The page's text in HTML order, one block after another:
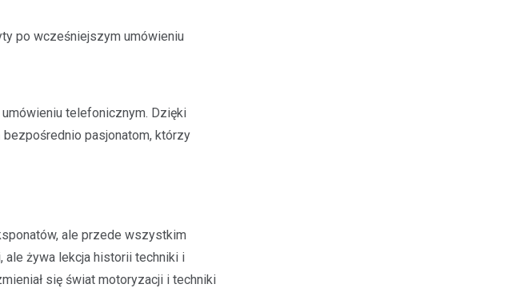
po wcześniejszym umówieniu
telefonicznym. Dzięki
pasjonatom, którzy
ale przede wszystkim
ale żywa lekcja historii techniki i
się świat motoryzacji i techniki